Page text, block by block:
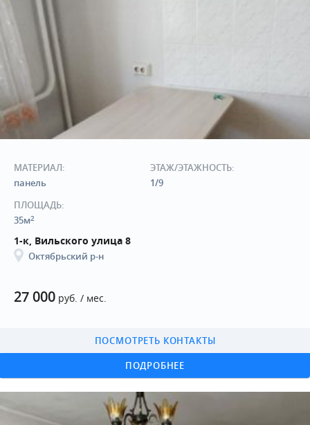
27 000 руб. / мес.
1-к, Вильского улица 8
Октябрьский р-н
ПОДРОБНЕЕ
ПОСМОТРЕТЬ КОНТАКТЫ
МАТЕРИАЛ:
панель
ЭТАЖ/ЭТАЖНОСТЬ:
1/9
ПЛОЩАДЬ:
35м2